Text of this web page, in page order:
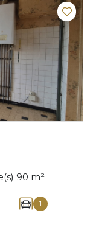
Maison 4 pièce(s) 2 chambre(s) 90 m²
1